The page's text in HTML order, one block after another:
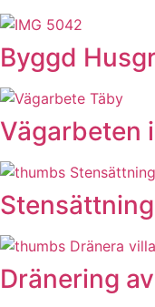
Byggd
Vägarbeten
Dränering